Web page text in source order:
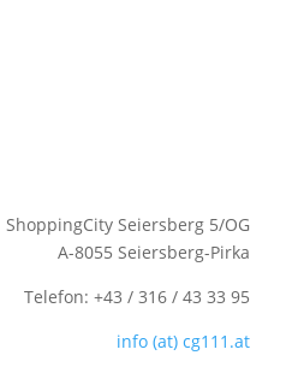
ShoppingCity Seiersberg 5/OG
A-8055 Seiersberg-Pirka
Telefon: +43 / 316 / 43 33 95
info (at) cg111.at